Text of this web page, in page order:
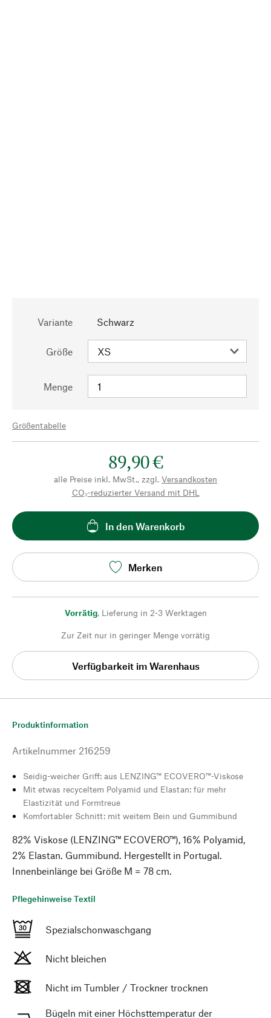
Variante Schwarz
Größe
Menge
Größentabelle
89,90 €
alle Preise inkl. MwSt., zzgl. Versandkosten
CO₂-reduzierter Versand mit DHL
In den Warenkorb
Merken
Vorrätig, Lieferung in 2-3 Werktagen
Zur Zeit nur in geringer Menge vorrätig
Verfügbarkeit im Warenhaus
Produktinformation
Artikelnummer 216259
Seidig-weicher Griff: aus LENZING™ ECOVERO™-Viskose
Mit etwas recyceltem Polyamid und Elastan: für mehr
Elastizität und Formtreue
Komfortabler Schnitt: mit weitem Bein und Gummibund
82% Viskose (LENZING™ ECOVERO™), 16% Polyamid,
2% Elastan. Gummibund. Hergestellt in Portugal.
Innenbeinlänge bei Größe M = 78 cm.
Pflegehinweise Textil
Spezialschonwaschgang
Nicht bleichen
Nicht im Tumbler / Trockner trocknen
Bügeln mit einer Höchsttemperatur der